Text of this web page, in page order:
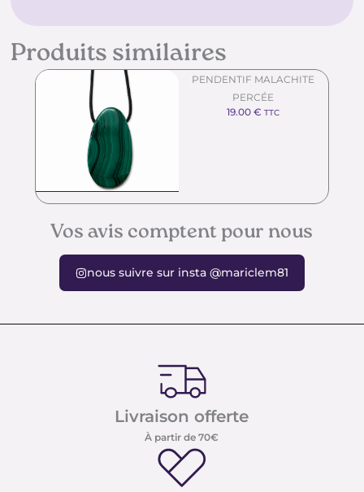
Produits similaires
PENDENTIF MALACHITE
PERCÉE
19.00€ TTC
Vos avis comptent pour nous
nous suivre sur insta @mariclem81
Livraison offerte
À partir de 70€